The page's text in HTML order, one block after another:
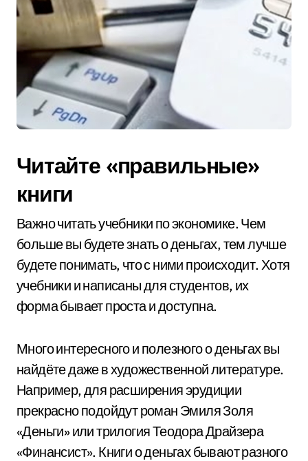
Читайте «правильные»
книги
Важно читать учебники по экономике. Чем
больше вы будете знать о деньгах, тем лучше
будете понимать, что с ними происходит. Хотя
учебники и написаны для студентов, их
форма бывает проста и доступна.
Много интересного и полезного о деньгах вы
найдёте даже в художественной литературе.
Например, для расширения эрудиции
прекрасно подойдут роман Эмиля Золя
«Деньги» или трилогия Теодора Драйзера
«Финансист». Книги о деньгах бывают разного